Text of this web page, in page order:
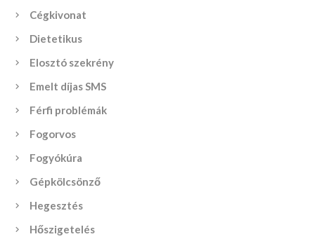
Cégkivonat
Dietetikus
Elosztó szekrény
Emelt díjas SMS
Férfi problémák
Fogorvos
Fogyókúra
Gépkölcsönző
Hegesztés
Hőszigetelés